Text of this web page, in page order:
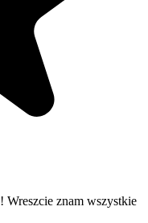
znam wszystkie